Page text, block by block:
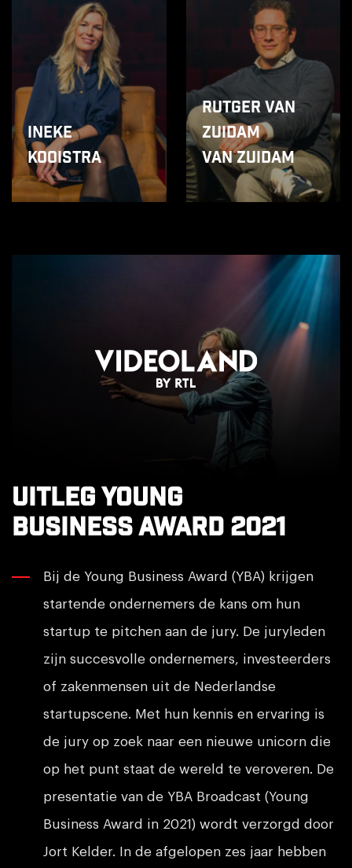
Ineke
Kooistra
Rutger van
Zuidam
van Zuidam
Uitleg Young
Business Award 2021
Bij de Young Business Award (YBA) krijgen
startende ondernemers de kans om hun
startup te pitchen aan de jury. De juryleden
zijn succesvolle ondernemers, investeerders
of zakenmensen uit de Nederlandse
startupscene. Met hun kennis en ervaring is
de jury op zoek naar een nieuwe unicorn die
op het punt staat de wereld te veroveren. De
presentatie van de YBA Broadcast (Young
Business Award in 2021) wordt verzorgd door
Jort Kelder. In de afgelopen zes jaar hebben